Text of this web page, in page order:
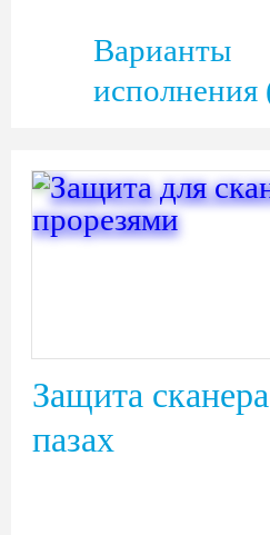
Варианты
исполнения
Защита
пазах